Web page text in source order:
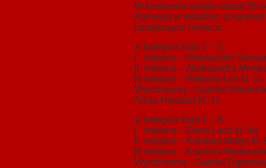
W konkursie wzięło udział 39
Komosja w składzie:
następujące miejsca:
w kategorii klas 1 – 3:
I miejsce – Aleksander
II miejsce – Aliaksandra
III miejsce – Wiktoria Lim kl. 1c
Wyróżnienia - Gabriel
Alicja Hardziej kl. 1c
w kategorii klas 4 – 8:
I miejsce – Daria Lach kl. 8a
II miejsce – Karolina Matys kl.
III miejsce – Karolina
Wyróżnienia - Gabriel